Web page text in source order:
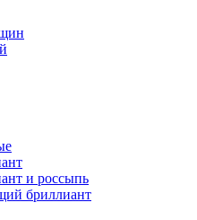
и россыпь
бриллиант